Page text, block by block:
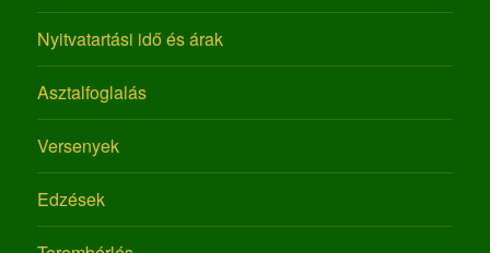
Nyitvatartási idő és árak
Asztalfoglalás
Versenyek
Edzések